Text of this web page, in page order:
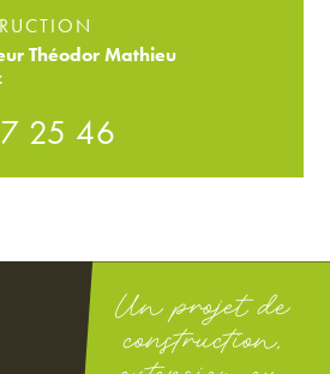
Théodor Mathieu
25 46
Un projet de
construction,